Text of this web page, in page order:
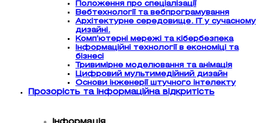
Положення про спеціалізації
Вебтехнології та вебпрограмування
Архітектурне середовище. ІТ у сучасному
дизайні.
Комп’ютерні мережі та кібербезпека
Інформаційні технології в економіці та
бізнесі
Тривимірне моделювання та анімація
Цифровий мультимедійний дизайн
Основи інженерії штучного інтелекту
Прозорість та інформаційна відкритість